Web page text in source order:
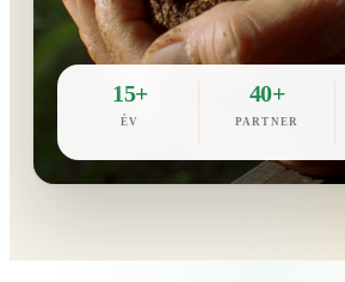
15+
ÉV
40+
PARTNER